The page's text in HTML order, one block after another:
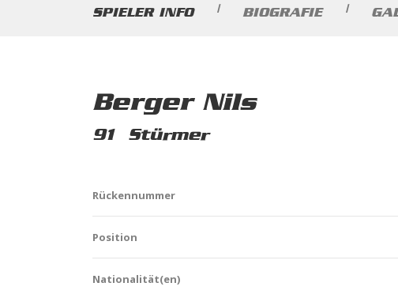
SPIELER INFO | BIOGRAFIE |
Berger Nils
91 Stürmer
Rückennummer
Position
Nationalität(en)